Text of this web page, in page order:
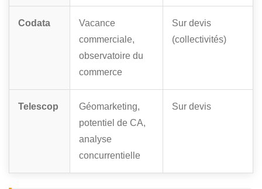
Codata
Vacance
commerciale,
observatoire du
commerce
Sur devis
(collectivités)
Telescop
Géomarketing,
potentiel de CA,
analyse
concurrentielle
Sur devis